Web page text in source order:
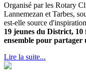
Organisé par les Rotary
Lannemezan et Tarbes,
est-elle source
19 jeunes du District, 10
ensemble pour partager
Lire la suite...